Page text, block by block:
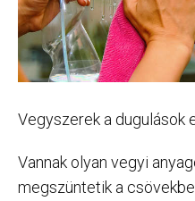
Vegyszerek a dugulások
Vannak olyan vegyi
megszüntetik a